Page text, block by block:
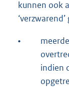
kunnen ook
•
indien